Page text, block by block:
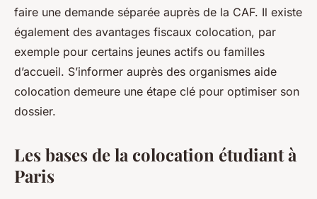
faire une demande séparée auprès de la CAF. Il existe
également des avantages fiscaux colocation, par
exemple pour certains jeunes actifs ou familles
d’accueil. S’informer auprès des organismes aide
colocation demeure une étape clé pour optimiser son
dossier.
Les bases de la colocation étudiant à
Paris